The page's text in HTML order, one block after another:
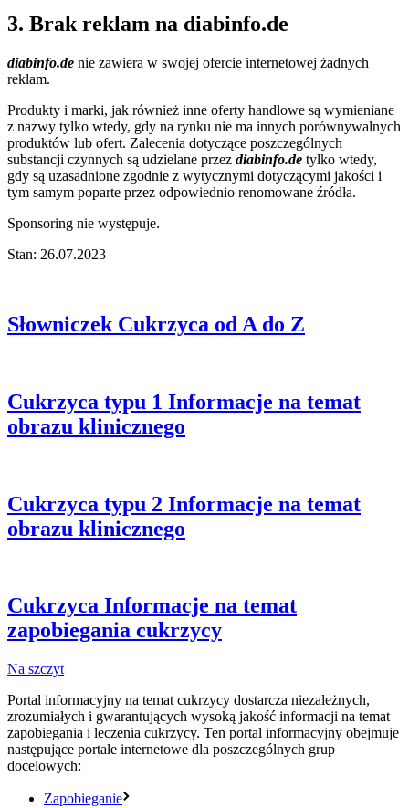
3. Brak reklam na diabinfo.de
diabinfo.de nie zawiera w swojej ofercie internetowej żadnych
reklam.
Produkty i marki, jak również inne oferty handlowe są wymieniane
z nazwy tylko wtedy, gdy na rynku nie ma innych porównywalnych
produktów lub ofert. Zalecenia dotyczące poszczególnych
substancji czynnych są udzielane przez diabinfo.de tylko wtedy,
gdy są uzasadnione zgodnie z wytycznymi dotyczącymi jakości i
tym samym poparte przez odpowiednio renomowane źródła.
Sponsoring nie występuje.
Stan: 26.07.2023
Słowniczek Cukrzyca od A do Z
Cukrzyca typu 1 Informacje na temat
obrazu klinicznego
Cukrzyca typu 2 Informacje na temat
obrazu klinicznego
Cukrzyca Informacje na temat
zapobiegania cukrzycy
Na szczyt
Portal informacyjny na temat cukrzycy dostarcza niezależnych,
zrozumiałych i gwarantujących wysoką jakość informacji na temat
zapobiegania i leczenia cukrzycy. Ten portal informacyjny obejmuje
następujące portale internetowe dla poszczególnych grup
docelowych:
Zapobieganie